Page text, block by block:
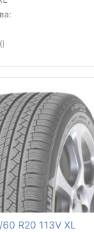
R20 113V XL